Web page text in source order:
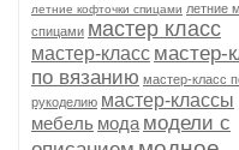
летние кофточки спицами летние
спицами мастер класс
мастер-класс мастер-
по вязанию мастер-класс
рукоделию мастер-классы
мебель мода модели с